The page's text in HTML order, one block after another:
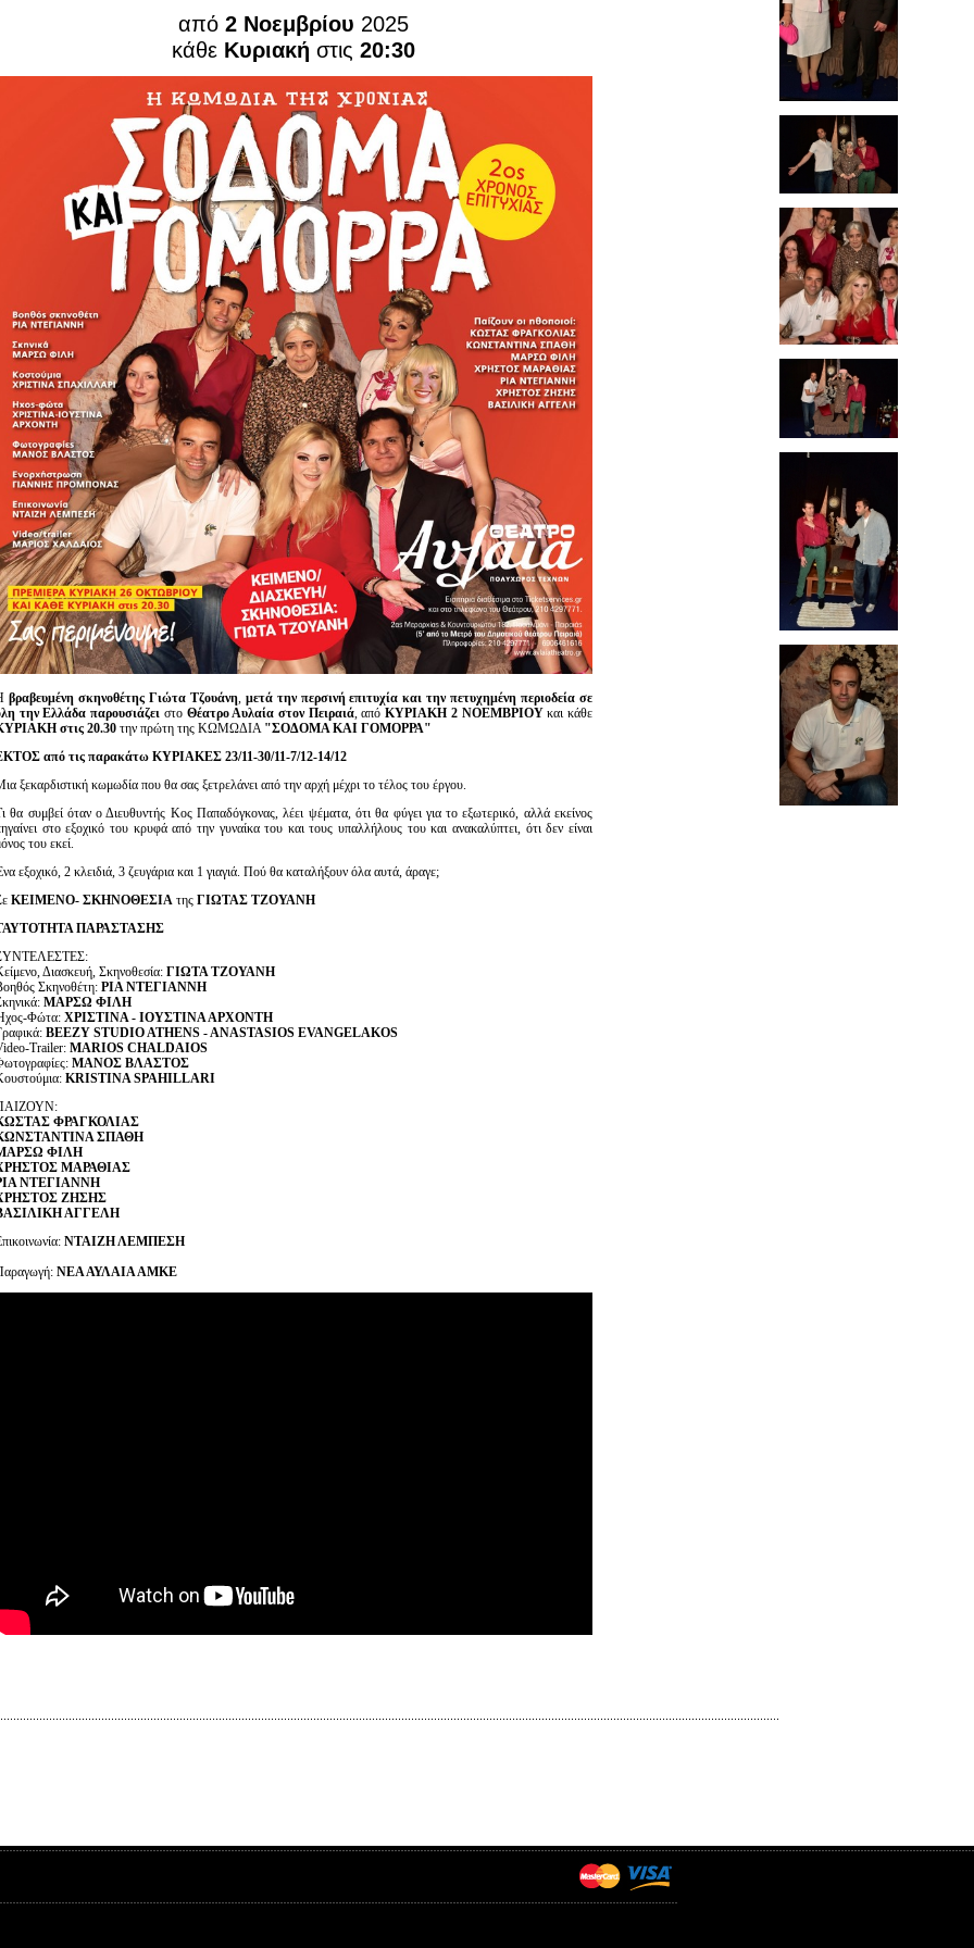
από 2 Νοεμβρίου 2025
κάθε Κυριακή στις 20:30
βραβευμένη σκηνοθέτης Γιώτα Τζουάνη, μετά την περσινή επιτυχία και την πετυχημένη περιοδεία σε
την Ελλάδα παρουσιάζει στο Θέατρο Αυλαία στον Πειραιά, απόΚΥΡΙΑΚΗ 2 ΝΟΕΜΒΡΙΟΥκαι κάθε
στις 20.30 την πρώτη της ΚΩΜΩΔΙΑ "ΣΟΔΟΜΑ ΚΑΙ ΓΟΜΟΡΡΑ"
από τις παρακάτω ΚΥΡΙΑΚΕΣ 23/11-30/11-7/12-14/12
ξεκαρδιστική κωμωδία που θα σας ξετρελάνει από την αρχή μέχρι το τέλος του έργου.
θα συμβεί όταν ο Διευθυντής Κος Παπαδόγκονας, λέει ψέματα, ότι θα φύγει για το εξωτερικό, αλλά εκείνος
στο εξοχικό του κρυφά από την γυναίκα του και τους υπαλλήλους του και ανακαλύπτει, ότι δεν είναι
του εκεί.
εξοχικό, 2 κλειδιά, 3 ζευγάρια και 1 γιαγιά. Πού θα καταλήξουν όλα αυτά, άραγε;
ΚΕΙΜΕΝΟ- ΣΚΗΝΟΘΕΣΙΑ της ΓΙΩΤΑΣ ΤΖΟΥΑΝΗ
ΠΑΡΑΣΤΑΣΗΣ
Διασκευή, Σκηνοθεσία: ΓΙΩΤΑ ΤΖΟΥΑΝΗ
Σκηνοθέτη: ΡΙΑ ΝΤΕΓΙΑΝΝΗ
ΜΑΡΣΩ ΦΙΛΗ
Φώτα: ΧΡΙΣΤΙΝΑ - ΙΟΥΣΤΙΝΑ ΑΡΧΟΝΤΗ
BEEZY STUDIO ATHENS - ANASTASIOS EVANGELAKOS
Trailer: MARIOS CHALDAIOS
ΜΑΝΟΣ ΒΛΑΣΤΟΣ
KRISTINA SPAHILLARI
ΦΡΑΓΚΟΛΙΑΣ
ΣΠΑΘΗ
ΦΙΛΗ
ΜΑΡΑΘΙΑΣ
ΝΤΕΓΙΑΝΝΗ
ΖΗΣΗΣ
ΑΓΓΕΛΗ
ΝΤΑΙΖΗ ΛΕΜΠΕΣΗ
ΝΕΑ ΑΥΛΑΙΑ ΑΜΚΕ